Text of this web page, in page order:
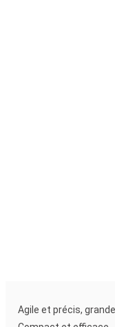
Agile et précis,